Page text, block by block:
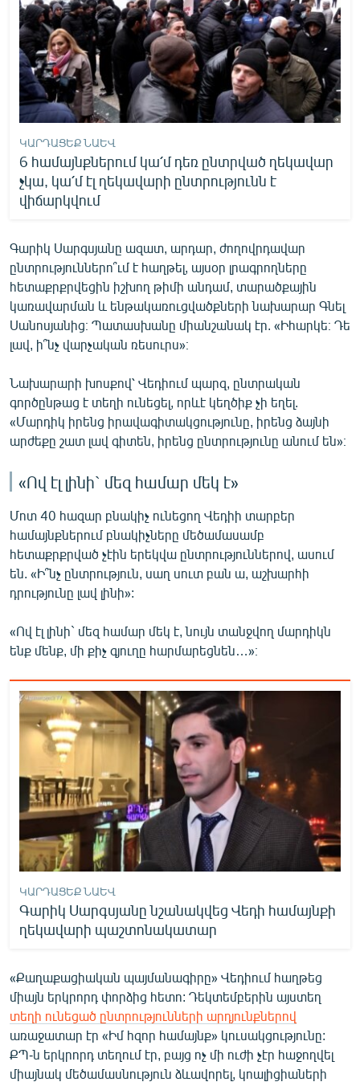
ԿԱՐԴԱՑԵՔ ՆԱԵՎ
6 համայնքներում կա՛մ դեռ ընտրված ղեկավար
չկա, կա՛մ էլ ղեկավարի ընտրությունն է
վիճարկվում
Գարիկ Սարգսյանը ազատ, արդար, ժողովրդավար
ընտրություններո՞ւմ է հաղթել, այսօր լրագրողները
հետաքրքրվեցին իշխող թիմի անդամ, տարածքային
կառավարման և ենթակառուցվածքների նախարար Գնել
Սանոսյանից։ Պատասխանը միանշանակ էր. «Իհարկե։ Դե
լավ, ի՞նչ վարչական ռեսուրս»։
Նախարարի խոսքով՝ Վեդիում պարզ, ընտրական
գործընթաց է տեղի ունեցել, որևէ կեղծիք չի եղել.
«Մարդիկ իրենց իրավագիտակցությունը, իրենց ձայնի
արժեքը շատ լավ գիտեն, իրենց ընտրությունը անում են»։
«Ով էլ լինի` մեզ համար մեկ է»
Մոտ 40 հազար բնակիչ ունեցող Վեդիի տարբեր
համայնքներում բնակիչները մեծամասամբ
հետաքրքրված չէին երեկվա ընտրություններով, ասում
են. «Ի՞նչ ընտրություն, սաղ սուտ բան ա, աշխարհի
դրությունը լավ լինի»:
«Ով էլ լինի` մեզ համար մեկ է, նույն տանջվող մարդիկն
ենք մենք, մի քիչ գյուղը հարմարեցնեն…»։
ԿԱՐԴԱՑԵՔ ՆԱԵՎ
Գարիկ Սարգսյանը նշանակվեց Վեդի համայնքի
ղեկավարի պաշտոնակատար
«Քաղաքացիական պայմանագիրը» Վեդիում հաղթեց
միայն երկրորդ փորձից հետո: Դեկտեմբերին այստեղ
տեղի ունեցած ընտրությունների արդյունքներով
առաջատար էր «Իմ հզոր համայնք» կուսակցությունը:
ՔՊ-ն երկրորդ տեղում էր, բայց ոչ մի ուժի չէր հաջողվել
միայնակ մեծամասնություն ձևավորել, կոալիցիաների